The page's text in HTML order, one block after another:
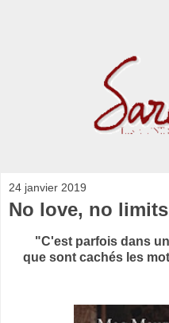
24 janvier 2019
No love, no limits
"C'est parfois dans
que sont cachés les